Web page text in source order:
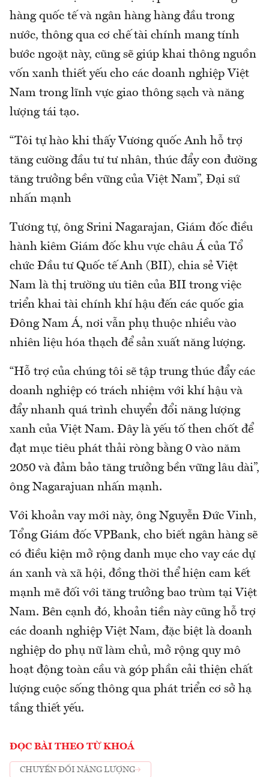
hàng quốc tế và ngân hàng hàng đầu trong
nước, thông qua cơ chế tài chính mang tính
bước ngoặt này, cũng sẽ giúp khai thông nguồn
vốn xanh thiết yếu cho các doanh nghiệp Việt
Nam trong lĩnh vực giao thông sạch và năng
lượng tái tạo.
“Tôi tự hào khi thấy Vương quốc Anh hỗ trợ
tăng cường đầu tư tư nhân, thúc đẩy con đường
tăng trưởng bền vững của Việt Nam”, Đại sứ
nhấn mạnh
Tương tự, ông Srini Nagarajan, Giám đốc điều
hành kiêm Giám đốc khu vực châu Á của Tổ
chức Đầu tư Quốc tế Anh (BII), chia sẻ Việt
Nam là thị trường ưu tiên của BII trong việc
triển khai tài chính khí hậu đến các quốc gia
Đông Nam Á, nơi vẫn phụ thuộc nhiều vào
nhiên liệu hóa thạch để sản xuất năng lượng.
“Hỗ trợ của chúng tôi sẽ tập trung thúc đẩy các
doanh nghiệp có trách nhiệm với khí hậu và
đẩy nhanh quá trình chuyển đổi năng lượng
xanh của Việt Nam. Đây là yếu tố then chốt để
đạt mục tiêu phát thải ròng bằng 0 vào năm
2050 và đảm bảo tăng trưởng bền vững lâu dài”,
ông Nagarajuan nhấn mạnh.
Với khoản vay mới này, ông Nguyễn Đức Vinh,
Tổng Giám đốc VPBank, cho biết ngân hàng sẽ
có điều kiện mở rộng danh mục cho vay các dự
án xanh và xã hội, đồng thời thể hiện cam kết
mạnh mẽ đối với tăng trưởng bao trùm tại Việt
Nam. Bên cạnh đó, khoản tiền này cũng hỗ trợ
các doanh nghiệp Việt Nam, đặc biệt là doanh
nghiệp do phụ nữ làm chủ, mở rộng quy mô
hoạt động toàn cầu và góp phần cải thiện chất
lượng cuộc sống thông qua phát triển cơ sở hạ
tầng thiết yếu.
ĐỌC BÀI THEO TỪ KHOÁ
CHUYỂN ĐỔI NĂNG LƯỢNG